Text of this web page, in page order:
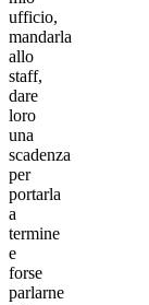
ufficio,
mandarla
allo
staff,
dare
loro
una
scadenza
per
portarla
a
termine
e
forse
parlarne